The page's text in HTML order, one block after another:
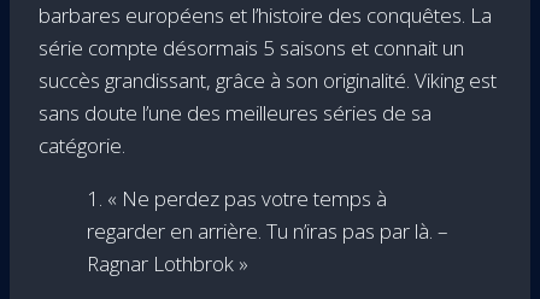
barbares européens et l’histoire des conquêtes. La
série compte désormais 5 saisons et connait un
succès grandissant, grâce à son originalité. Viking est
sans doute l’une des meilleures séries de sa
catégorie.
1. « Ne perdez pas votre temps à
regarder en arrière. Tu n’iras pas par là. –
Ragnar Lothbrok »